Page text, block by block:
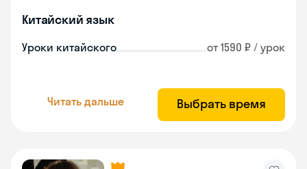
Китайский язык
Уроки китайского от 1590 ₽ / урок
Читать дальше Выбрать время